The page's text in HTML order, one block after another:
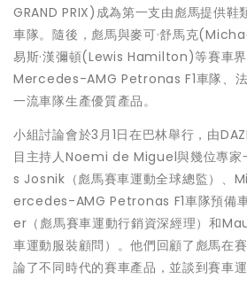
GRAND PRIX)成為第一支由彪馬提供鞋
車隊。隨後，彪馬與麥可·舒馬克
易斯·漢彌頓(Lewis Hamilton)等賽車
Mercedes-AMG Petronas F1車隊、
一流車隊生產優質產品。
小組討論會於3月1日在巴林舉行，由
目主持人Noemi de Miguel與幾位專
s Josnik（彪馬賽車運動全球總監）
ercedes-AMG Petronas F1車隊預備
er（彪馬賽車運動行銷資深經理）和
車運動服裝顧問）。他們回顧了彪馬在
論了不同時代的賽車產品，並談到賽車